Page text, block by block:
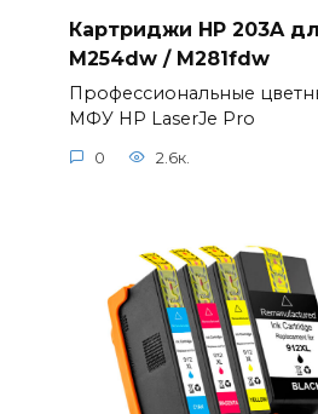
Картриджи HP 203A
M254dw / M281fdw
Профессиональные
МФУ HP LaserJe Pro
0 2.6к.